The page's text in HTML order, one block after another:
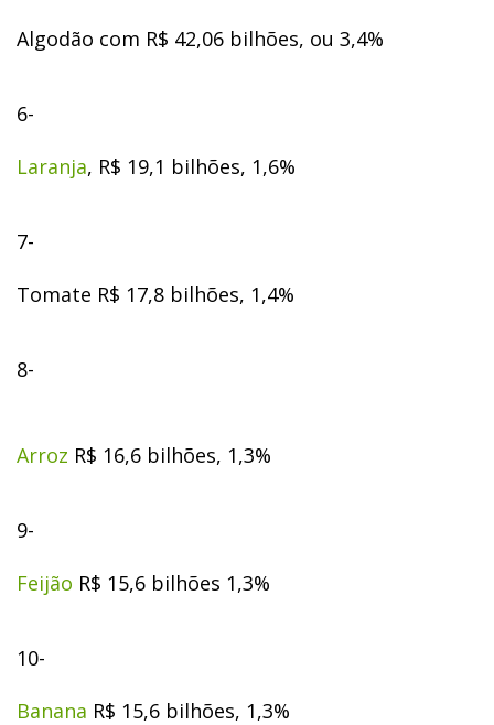
Algodão com R$ 42,06 bilhões, ou 3,4%
6-
Laranja, R$ 19,1 bilhões, 1,6%
7-
Tomate R$ 17,8 bilhões, 1,4%
8-
Arroz R$ 16,6 bilhões, 1,3%
9-
Feijão R$ 15,6 bilhões 1,3%
10-
Banana R$ 15,6 bilhões, 1,3%